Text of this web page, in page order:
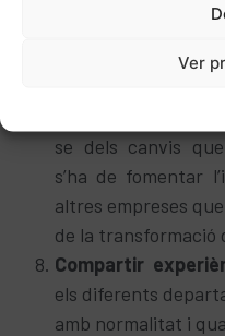
Ver
Implementar
se dels canvis
s’ha de fomentar
altres empreses
de la transformació
Compartir
els diferents
amb normalitat i